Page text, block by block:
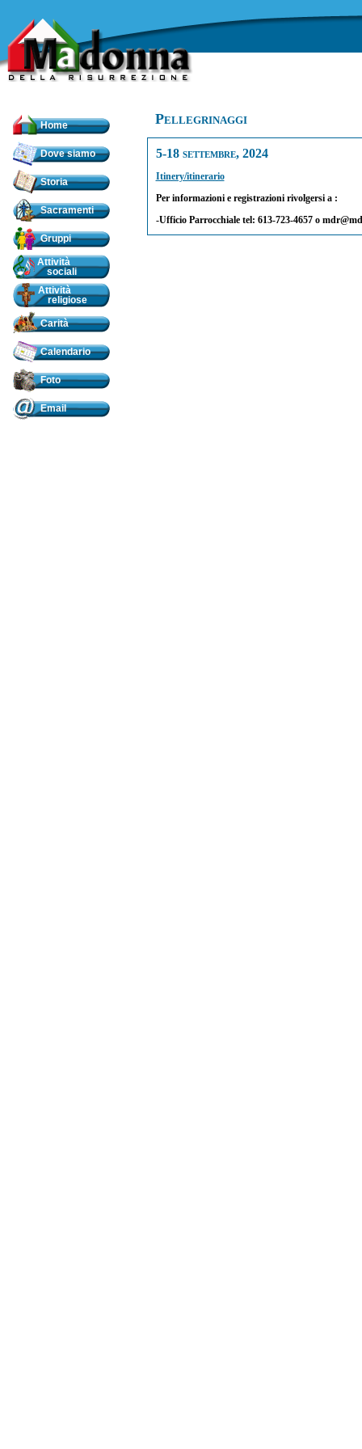
Home
Dove siamo
Storia
Sacramenti
Gruppi
Attività
sociali
Attività
religiose
Carità
Calendario
Foto
Email
Pellegrinaggi
5-18 settembre, 2024
Itinery/itinerario
Per informazioni e registrazioni rivolgersi a :
-Ufficio Parrocchiale tel: 613-723-4657 o